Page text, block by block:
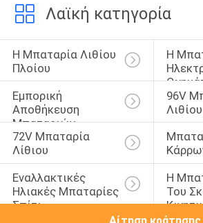
Λαϊκή κατηγορία
Η Μπαταρία Λιθίου
Πλοίου
Η
Εμπορική
Αποθήκευση
Μπαταριών
96V
Λιθίου
72V Μπαταρία
Λίθιου
Εναλλακτικές
Ηλιακές Μπαταρίες
Σπίτι
Η
Του